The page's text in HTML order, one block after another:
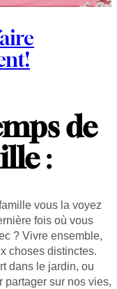
de
:
vous la voyez
fois où vous
? Vivre ensemble,
choses distinctes.
dans le jardin, ou
partager sur nos vies,